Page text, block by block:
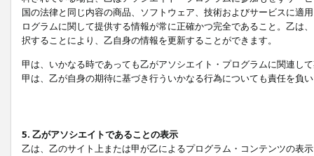
国の法律と同じ内容の商品、ソフトウェア、技術およびサービスに適
ログラムに関して提供する情報が常に正確かつ完全であること。乙は
択することにより、乙自身の情報を更新することができます。
甲は、いかなる時であっても乙がアソシエイト・プログラムに関連し
甲は、乙が自身の期待に基づき行ういかなる行為についても責任を負
5. 乙がアソシエイトであることの表示
乙は、乙のサイト上または甲が乙によるプログラム・コンテンツの表